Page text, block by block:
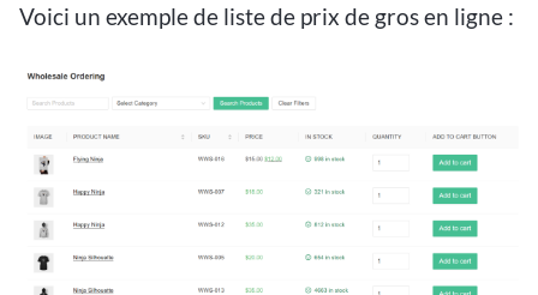
Voici un exemple de liste de prix de gros en ligne :